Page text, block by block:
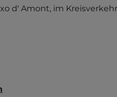
d' Amont, im